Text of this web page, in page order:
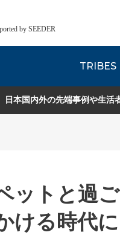
by SEEDER
TRIBES
Zsレポート
各種データのご紹介
日本国内外の先端事例や生活
ットと過
ける時代に